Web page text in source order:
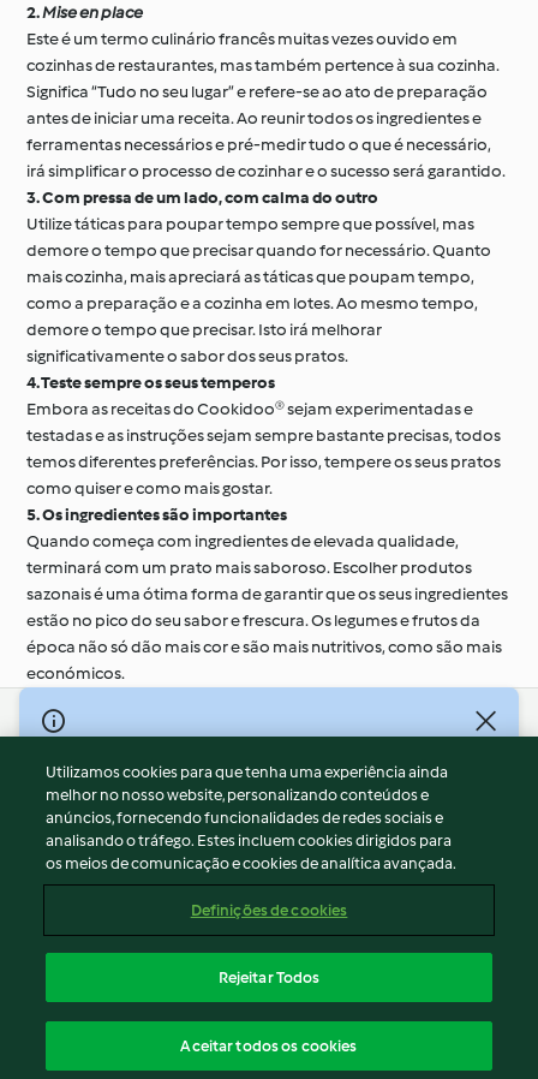
2.Mise en place
Este é um termo culinário francês muitas vezes ouvido em
cozinhas de restaurantes, mas também pertence à sua cozinha.
Significa “Tudo no seu lugar” e refere-se ao ato de preparação
antes de iniciar uma receita. Ao reunir todos os ingredientes e
ferramentas necessários e pré-medir tudo o que é necessário,
irá simplificar o processo de cozinhar e o sucesso será garantido.
3. Com pressa de um lado, com calma do outro
Utilize táticas para poupar tempo sempre que possível, mas
demore o tempo que precisar quando for necessário. Quanto
mais cozinha, mais apreciará as táticas que poupam tempo,
como a preparação e a cozinha em lotes. Ao mesmo tempo,
demore o tempo que precisar. Isto irá melhorar
significativamente o sabor dos seus pratos.
4. Teste sempre os seus temperos
Embora as receitas do Cookidoo® sejam experimentadas e
testadas e as instruções sejam sempre bastante precisas, todos
temos diferentes preferências. Por isso, tempere os seus pratos
como quiser e como mais gostar.
5. Os ingredientes são importantes
Quando começa com ingredientes de elevada qualidade,
terminará com um prato mais saboroso. Escolher produtos
sazonais é uma ótima forma de garantir que os seus ingredientes
estão no pico do seu sabor e frescura. Os legumes e frutos da
época não só dão mais cor e são mais nutritivos, como são mais
económicos.
© Copyright 2026
Termos de Utilização
Aviso sobre Proteção de Dados
Aviso
Apoio legal
Conteúdo do relatório
Declaração de acessibilidade
Utilizamos cookies para que tenha uma experiência ainda
melhor no nosso website, personalizando conteúdos e
anúncios, fornecendo funcionalidades de redes sociais e
analisando o tráfego. Estes incluem cookies dirigidos para
os meios de comunicação e cookies de analítica avançada.
Definições de cookies
Rejeitar Todos
Aceitar todos os cookies